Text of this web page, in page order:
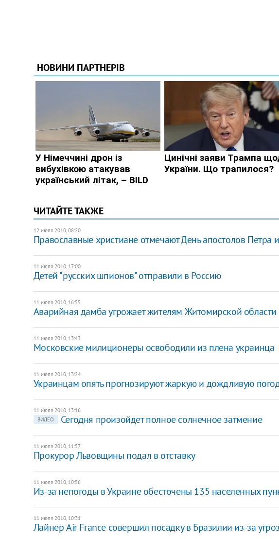
ЧИТАЙТЕ ТАКЖЕ
12 июля 2010, 08:20
Православные христиане отмечают День апостолов Петра
11 июля 2010, 17:00
Детей "русских шпионов" отправили в Россию
11 июля 2010, 16:55
Аварийная дамба угрожает жителям Житомирской области
11 июля 2010, 13:43
Московские милиционеры освободили из плена украинца
11 июля 2010, 13:24
Украинцам опять прогнозируют жаркую и дождливую
11 июля 2010, 13:16
ВИДЕО
Сегодня произойдет полное солнечное затмение
11 июля 2010, 11:57
Прокурор Львовщины подал в отставку
11 июля 2010, 10:56
Из-за непогоды в Украине обесточены 135 населенных
11 июля 2010, 10:31
Лайнер Air France совершил посадку в Бразилии из-за